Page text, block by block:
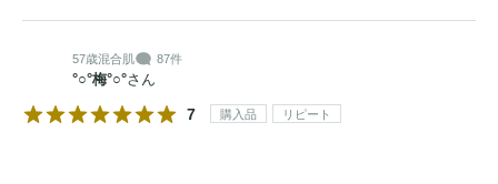
57歳混合肌 87件
°○°梅°○°さん
7 購入品 リピート